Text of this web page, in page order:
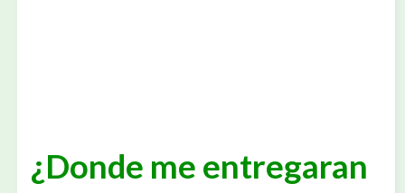
¿Donde me entregaran